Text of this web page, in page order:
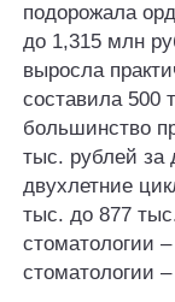
подорожала
до 1,315 млн
выросла
составила
большинство
тыс. рублей за
двухлетние
тыс. до 877
стоматологии
стоматологии